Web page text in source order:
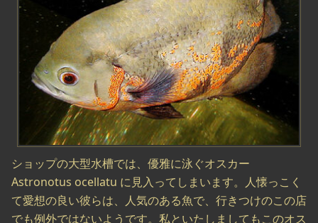
ショップの大型水槽では、優雅に泳ぐオスカー
Astronotus ocellatu に見入ってしまいます。人懐っこく
て愛想の良い彼らは、人気のある魚で、行きつけのこの店
でも例外ではないようです。私といたしましてもこのオス